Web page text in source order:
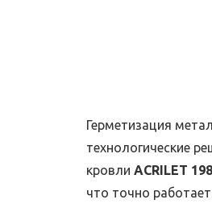
Герметизация
технологические
кровли ACRILET 198
что точно